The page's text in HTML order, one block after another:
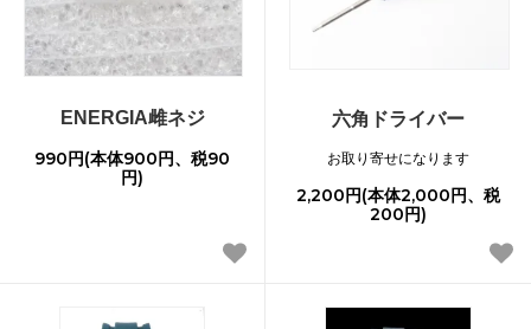
ENERGIA雌ネジ
990円(本体900円、税90
円)
六角ドライバー
お取り寄せになります
2,200円(本体2,000円、税
200円)